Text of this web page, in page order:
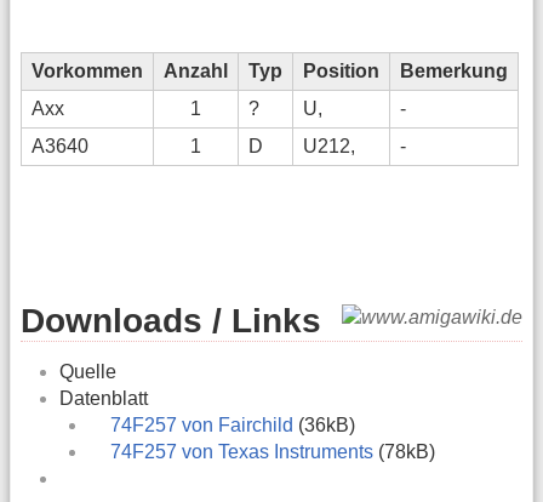
Vorkommen Anzahl Typ Position
Bemerkung
Axx
1 ? U,
-
A3640
1 D U212, -
Downloads / Links
Quelle
Datenblatt
74F257 von Fairchild (36kB)
74F257 von Texas Instruments (78kB)